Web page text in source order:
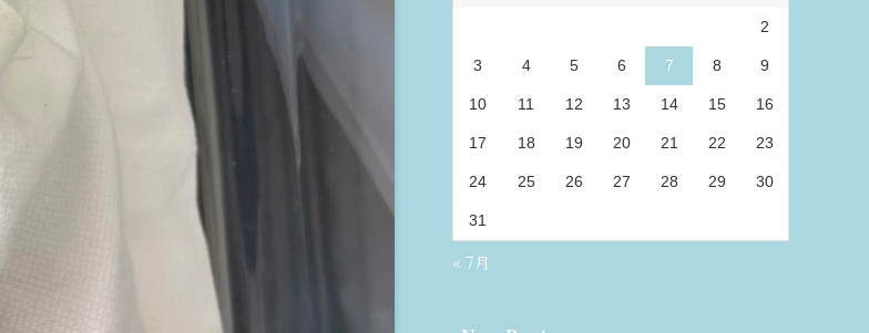
2
3 4 5 6 7 8 9
10 11 12 13 14 15 16
17 18 19 20 21 22 23
24 25 26 27 28 29 30
31
« 7月